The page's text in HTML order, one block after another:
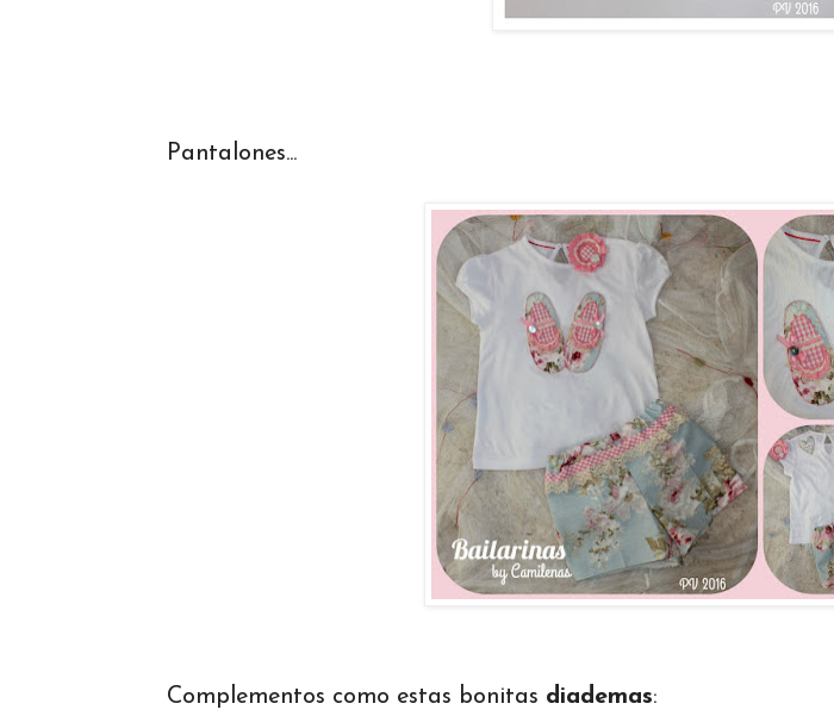
Pantalones...
Complementos como estas bonitas diademas: